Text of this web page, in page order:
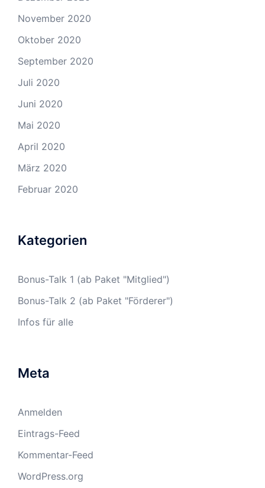
November 2020
Oktober 2020
September 2020
Juli 2020
Juni 2020
Mai 2020
April 2020
März 2020
Februar 2020
Kategorien
Bonus-Talk 1 (ab Paket "Mitglied")
Bonus-Talk 2 (ab Paket "Förderer")
Infos für alle
Meta
Anmelden
Eintrags-Feed
Kommentar-Feed
WordPress.org